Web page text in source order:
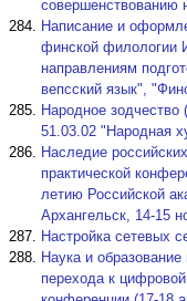
совершенствованию
Написание и
финской филологии
направлениям
вепсский язык",
Народное
51.03.02 "Народная
Наследие
практической
летию Российской
Архангельск, 14-15
Настройка сетевых
Наука и
перехода к